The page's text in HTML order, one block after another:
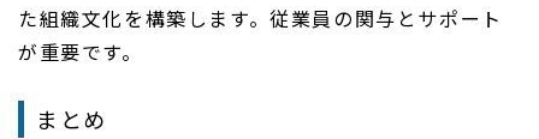
た組織文化を構築します。従業員の関与とサポート
が重要です。
まとめ